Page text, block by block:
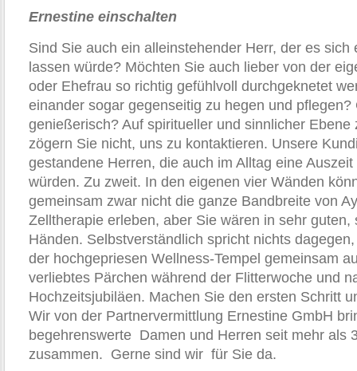
Ernestine einschalten
Sind Sie auch ein alleinstehender Herr, der es sich
lassen würde? Möchten Sie auch lieber von der
oder Ehefrau so richtig gefühlvoll durchgeknetet
einander sogar gegenseitig zu hegen und pflegen?
genießerisch? Auf spiritueller und sinnlicher Ebene
zögern Sie nicht, uns zu kontaktieren. Unsere
gestandene Herren, die auch im Alltag eine
würden. Zu zweit. In den eigenen vier Wänden
gemeinsam zwar nicht die ganze Bandbreite von
Zelltherapie erleben, aber Sie wären in sehr guten,
Händen. Selbstverständlich spricht nichts
der hochgepriesen Wellness-Tempel gemeinsam
verliebtes Pärchen während der Flitterwoche und
Hochzeitsjubiläen. Machen Sie den ersten Schritt
Wir von der Partnervermittlung Ernestine GmbH
begehrenswerte Damen und Herren seit mehr als
zusammen. Gerne sind wir für Sie da.